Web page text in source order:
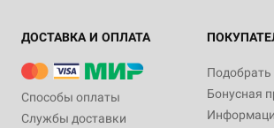
ДОСТАВКА И ОПЛАТА
Способы оплаты
Службы доставки
Подобрать
Бонусная